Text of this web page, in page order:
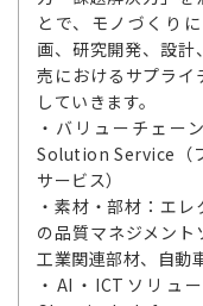
とで、モノづくり
画、研究開発、設
売におけるサプライ
していきます。
・バリューチェー
Solution Service（
サービス）
・素材・部材：エ
の品質マネジメント
工業関連部材、自動
・AI・ICTソリュ